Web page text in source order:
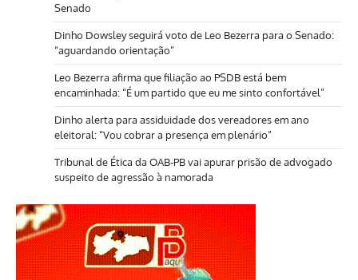
Senado
Dinho Dowsley seguirá voto de Leo Bezerra para o Senado:
“aguardando orientação”
Leo Bezerra afirma que filiação ao PSDB está bem
encaminhada: “É um partido que eu me sinto confortável”
Dinho alerta para assiduidade dos vereadores em ano
eleitoral: “Vou cobrar a presença em plenário”
Tribunal de Ética da OAB-PB vai apurar prisão de advogado
suspeito de agressão à namorada